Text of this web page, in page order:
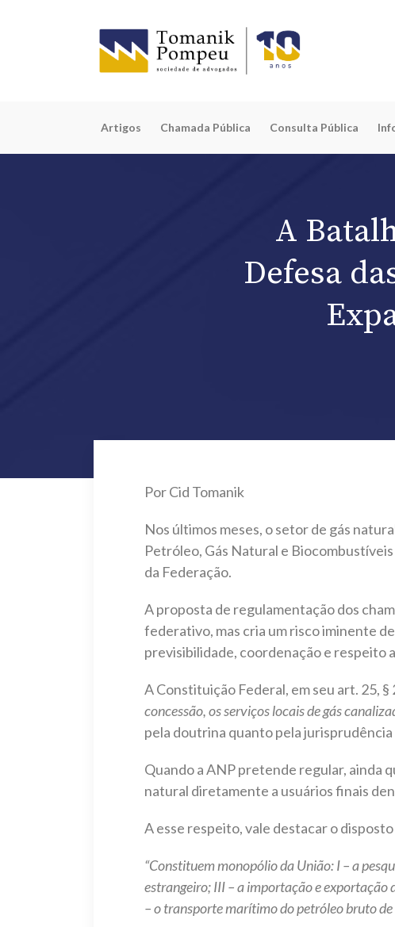
Artigos Chamada Pública Consulta Pública
A
Defesa
Por Cid Tomanik
Nos últimos meses, o setor de gás
Petróleo, Gás Natural e
da Federação.
A proposta de regulamentação dos
federativo, mas cria um risco iminente
previsibilidade, coordenação e respeito
A Constituição Federal, em seu art. 25, §
concessão, os serviços locais de gás
pela doutrina quanto pela
Quando a ANP pretende regular, ainda
natural diretamente a usuários finais
A esse respeito, vale destacar o
“Constituem monopólio da União: I – a
estrangeiro; III – a importação e exportação
– o transporte marítimo do petróleo bruto